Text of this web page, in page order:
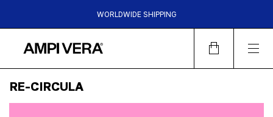
WORLDWIDE SHIPPING
HASTA 6 CUOTAS SIN INTERES | 15%OFF TRANSFERENCIA |
RE-CIRCULA